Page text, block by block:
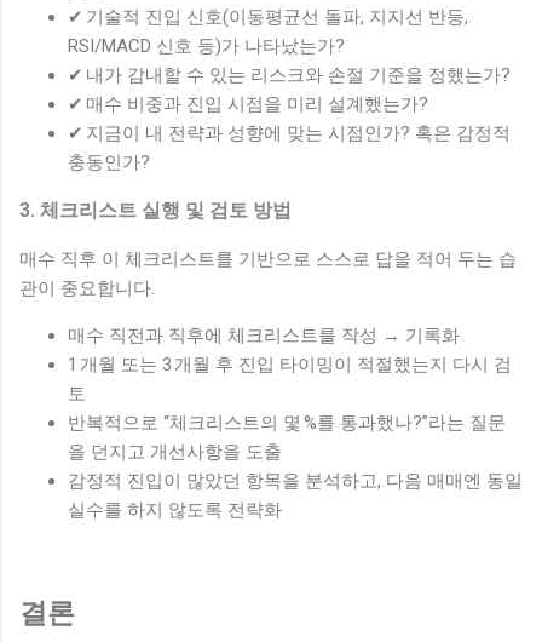
✔ 기술적 진입 신호(이동평균선 돌파, 지지선 반등,
RSI/MACD 신호 등)가 나타났는가?
✔ 내가 감내할 수 있는 리스크와 손절 기준을 정했는가?
✔ 매수 비중과 진입 시점을 미리 설계했는가?
✔ 지금이 내 전략과 성향에 맞는 시점인가? 혹은 감정적
충동인가?
3. 체크리스트 실행 및 검토 방법
매수 직후 이 체크리스트를 기반으로 스스로 답을 적어 두는 습
관이 중요합니다.
매수 직전과 직후에 체크리스트를 작성 → 기록화
1 개월 또는 3 개월 후 진입 타이밍이 적절했는지 다시 검
토
반복적으로 “체크리스트의 몇 %를 통과했나?”라는 질문
을 던지고 개선사항을 도출
감정적 진입이 많았던 항목을 분석하고, 다음 매매엔 동일
실수를 하지 않도록 전략화
결론